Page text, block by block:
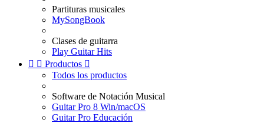
Partituras musicales
MySongBook
Clases de guitarra
Play Guitar Hits
  Productos 
Todos los productos
Software de Notación Musical
Guitar Pro 8 Win/macOS
Guitar Pro Educación